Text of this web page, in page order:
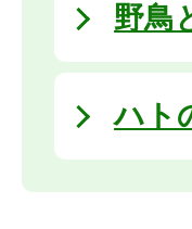
野鳥
ハト